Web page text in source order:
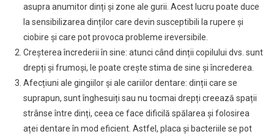
asupra anumitor dinți și zone ale gurii. Acest lucru poate duce
la sensibilizarea dinților care devin susceptibili la rupere și
ciobire și care pot provoca probleme ireversibile.
Creșterea încrederii în sine: atunci când dinții copilului dvs. sunt
drepți și frumoși, le poate crește stima de sine și încrederea.
Afecțiuni ale gingiilor și ale cariilor dentare: dinții care se
suprapun, sunt înghesuiți sau nu tocmai drepți creează spații
strânse între dinți, ceea ce face dificilă spălarea și folosirea
aței dentare în mod eficient. Astfel, placa și bacteriile se pot